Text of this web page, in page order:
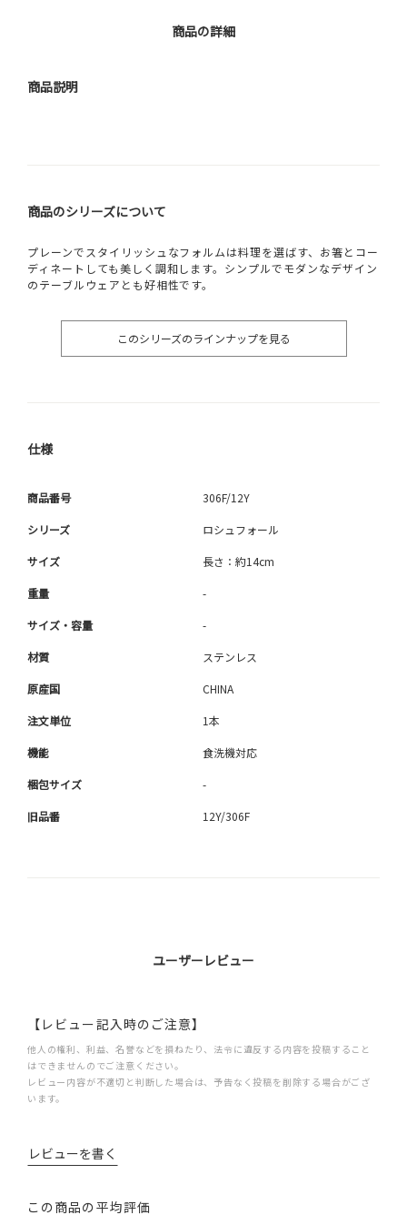
商品の詳細
商品説明
商品のシリーズについて
プレーンでスタイリッシュなフォルムは料理を選ばす、お箸とコー
ディネートしても美しく調和します。シンプルでモダンなデザイン
のテーブルウェアとも好相性です。
このシリーズのラインナップを見る
仕様
商品番号 306F/12Y
シリーズ ロシュフォール
サイズ 長さ：約14cm
重量 -
サイズ・容量 -
材質 ステンレス
原産国 CHINA
注文単位 1本
機能 食洗機対応
梱包サイズ -
旧品番 12Y/306F
ユーザーレビュー
【レビュー記入時のご注意】
他人の権利、利益、名誉などを損ねたり、法令に違反する内容を投稿すること
はできませんのでご注意ください。
レビュー内容が不適切と判断した場合は、予告なく投稿を削除する場合がござ
います。
レビューを書く